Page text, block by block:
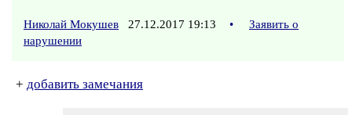
Николай Мокушев 27.12.2017 19:13 •
Заявить о
нарушении
+ добавить замечания